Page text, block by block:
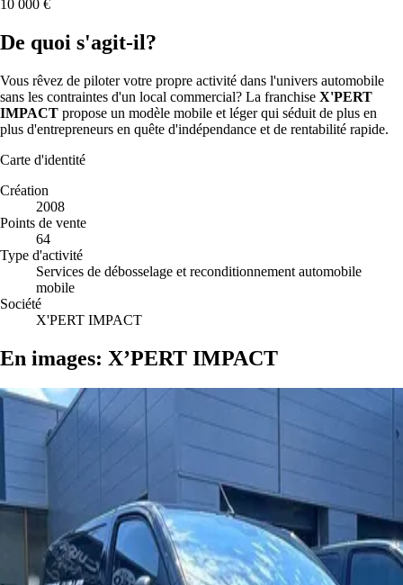
10 000 €
De quoi s'agit-il?
Vous rêvez de piloter votre propre activité dans l'univers automobile
sans les contraintes d'un local commercial? La franchise X'PERT
IMPACT propose un modèle mobile et léger qui séduit de plus en
plus d'entrepreneurs en quête d'indépendance et de rentabilité rapide.
Carte d'identité
Création
2008
Points de vente
64
Type d'activité
Services de débosselage et reconditionnement automobile
mobile
Société
X'PERT IMPACT
En images: X’PERT IMPACT